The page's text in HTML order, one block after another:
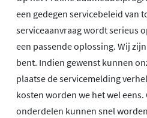
een gedegen servicebeleid van
serviceaanvraag wordt serieus
een passende oplossing. Wij
bent. Indien gewenst kunnen
plaatse de servicemelding
kosten worden we het wel
onderdelen kunnen snel